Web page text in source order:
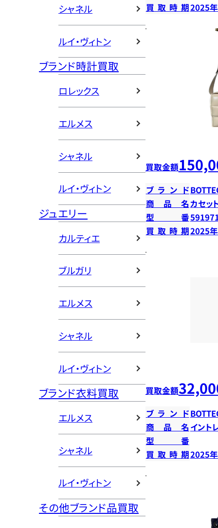
シャネル
ルイ・ヴィトン
ブランド時計買取
ロレックス
エルメス
シャネル
ルイ・ヴィトン
ジュエリー
カルティエ
ブルガリ
エルメス
シャネル
ルイ・ヴィトン
ブランド衣料買取
エルメス
シャネル
ルイ・ヴィトン
その他ブランド品買取
買取時期2025
買取金額
ブランド
商品名カセッ
型番
買取時期2025
買取金額
ブランド
商品名 イント
型番
買取時期2025